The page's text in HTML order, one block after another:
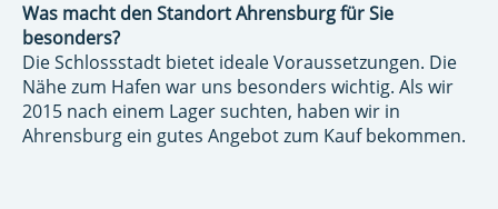
Was macht den Standort Ahrensburg für Sie
besonders?
Die Schlossstadt bietet ideale Voraussetzungen. Die
Nähe zum Hafen war uns besonders wichtig. Als wir
2015 nach einem Lager suchten, haben wir in
Ahrensburg ein gutes Angebot zum Kauf bekommen.